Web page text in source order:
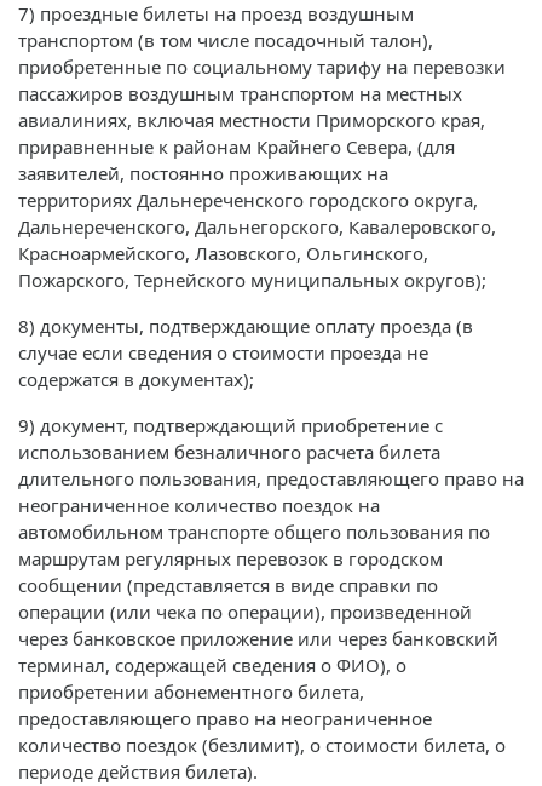
7) проездные билеты на проезд воздушным
транспортом (в том числе посадочный талон),
приобретенные по социальному тарифу на перевозки
пассажиров воздушным транспортом на местных
авиалиниях, включая местности Приморского края,
приравненные к районам Крайнего Севера, (для
заявителей, постоянно проживающих на
территориях Дальнереченского городского округа,
Дальнереченского, Дальнегорского, Кавалеровского,
Красноармейского, Лазовского, Ольгинского,
Пожарского, Тернейского муниципальных округов);
8) документы, подтверждающие оплату проезда (в
случае если сведения о стоимости проезда не
содержатся в документах);
9) документ, подтверждающий приобретение с
использованием безналичного расчета билета
длительного пользования, предоставляющего право на
неограниченное количество поездок на
автомобильном транспорте общего пользования по
маршрутам регулярных перевозок в городском
сообщении (представляется в виде справки по
операции (или чека по операции), произведенной
через банковское приложение или через банковский
терминал, содержащей сведения о ФИО), о
приобретении абонементного билета,
предоставляющего право на неограниченное
количество поездок (безлимит), о стоимости билета, о
периоде действия билета).